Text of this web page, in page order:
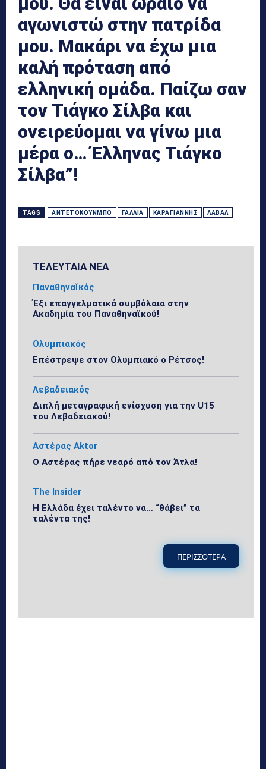
αγωνιστώ στην πατρίδα
μου. Μακάρι να έχω μια
καλή πρόταση από
ελληνική ομάδα. Παίζω σαν
τον Τιάγκο Σίλβα και
ονειρεύομαι να γίνω μια
μέρα ο… Έλληνας Τιάγκο
Σίλβα”!
TAGS ΑΝΤΕΤΟΚΟΎΝΜΠΟ ΓΑΛΛΊΑ ΚΑΡΑΓΙΆΝΝΗΣ ΛΑΒΆΛ
ΤΕΛΕΥΤΑΙΑ ΝΕΑ
ΠαναθηναΪκός
Έξι επαγγελματικά συμβόλαια στην
Ακαδημία του Παναθηναϊκού!
Ολυμπιακός
Επέστρεψε στον Ολυμπιακό ο Ρέτσος!
Λεβαδειακός
Διπλή μεταγραφική ενίσχυση για την U15
του Λεβαδειακού!
Αστέρας Aktor
Ο Αστέρας πήρε νεαρό από τον Άτλα!
The Insider
Η Ελλάδα έχει ταλέντο να… “θάβει” τα
ταλέντα της!
ΠΕΡΙΣΣΟΤΕΡΑ